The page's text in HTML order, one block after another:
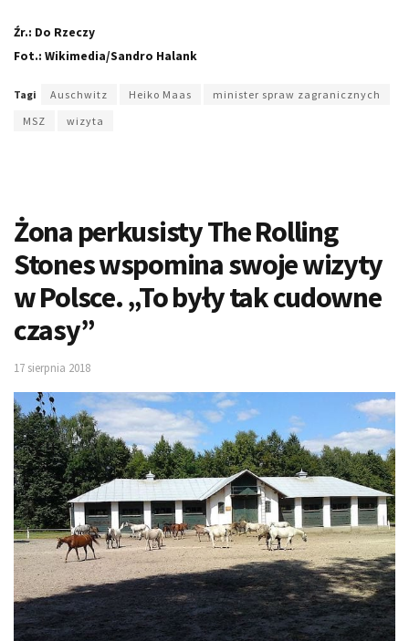
Źr.: Do Rzeczy
Fot.: Wikimedia/Sandro Halank
Tagi Auschwitz Heiko Maas
minister spraw zagranicznych
MSZ
wizyta
Żona perkusisty The Rolling
Stones wspomina swoje wizyty
w Polsce. „To były tak cudowne
czasy”
17 sierpnia 2018